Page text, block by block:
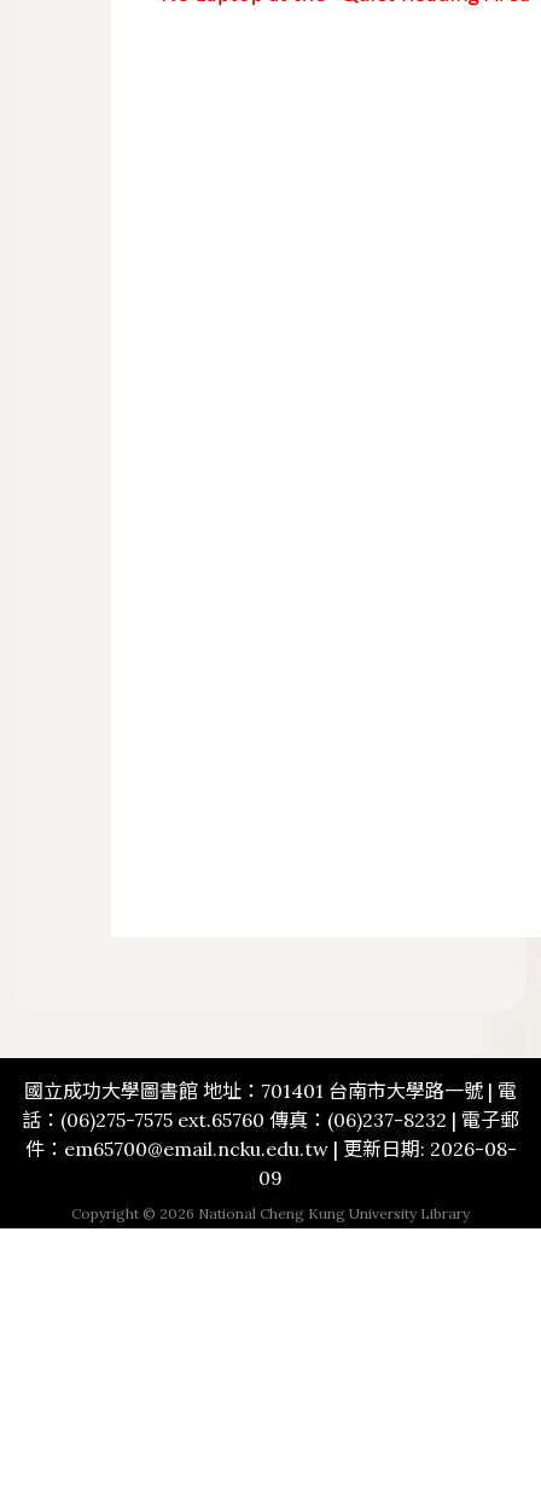
國立成功大學圖書館 地址：701401 台南市大學路一號 | 電
話：(06)275-7575 ext.65760 傳真：(06)237-8232 | 電子郵
件：em65700@email.ncku.edu.tw | 更新日期: 2026-08-
09
Copyright © 2026 National Cheng Kung University Library